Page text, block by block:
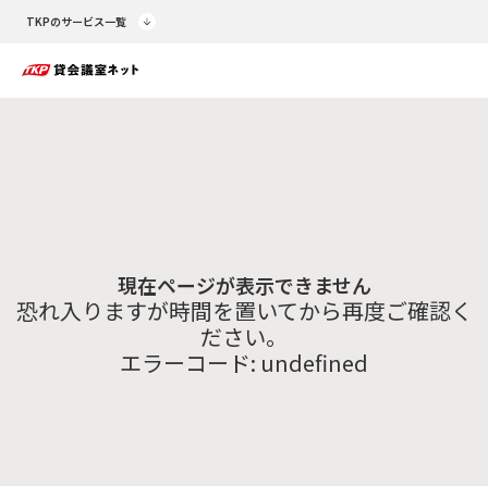
TKPのサービス一覧
現在ページが表示できません
恐れ入りますが時間を置いてから再度ご確認く
ださい。
エラーコード: undefined